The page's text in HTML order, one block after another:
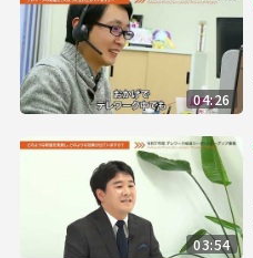
04:26
03:54